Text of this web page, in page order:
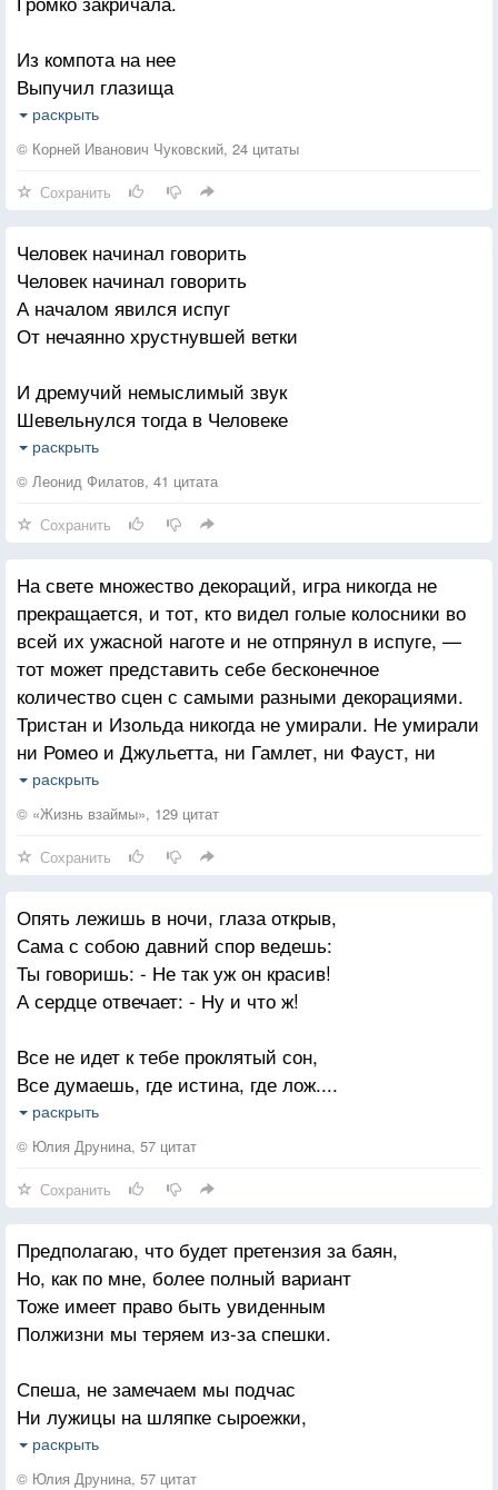
Из компота на нее
Выпучил глазища
Ой-ой-ой, какой большой
Белый червячище!
Кривоносый и в очках,
Смотрит зло и строго:
Кушай Нина, в червяках
Витаминов много!
раскрыть
© Корней Иванович Чуковский, 24 цитаты
Сохранить
Человек начинал говорить
Человек начинал говорить
А началом явился испуг
От нечаянно хрустнувшей ветки
И дремучий немыслимый звук
Шевельнулся тогда в Человеке
Человек начинал говорить!
И, не в силах бороться с искусом,
Обнаружил великую прыть
В овладении этим искусством.
Он придумывал тысячи тем,
Упиваясь минутным реваншем.
Говори-и-ть! А о чем и зачем —
Человеку казалось не важным.
Он смолкал по ночам, но и тут,
Что ни утро в поту просыпаясь,
Он пугался безмолвных минут
Но однажды случилась беда
Он влюбился и смолк в восхищении
И к нему снизошла немота
И свершила обряд очищения
Он притих, и разгладил чело,
То мгновение, после чего
Станет страшно за первое слово.
раскрыть
© Леонид Филатов, 41 цитата
Сохранить
На свете множество декораций, игра никогда не
прекращается, и тот, кто видел голые колосники во
всей их ужасной наготе и не отпрянул в испуге, —
тот может представить себе бесконечное
количество сцен с самыми разными декорациями.
Тристан и Изольда никогда не умирали. Не умирали
ни Ромео и Джульетта, ни Гамлет, ни Фауст, ни
первая бабочка, ни последний реквием». Она
поняла, что ничто не погибает, всё лишь
раскрыть
© «Жизнь взаймы», 129 цитат
Сохранить
Опять лежишь в ночи, глаза открыв,
Сама с собою давний спор ведешь:
Ты говоришь: - Не так уж он красив!
А сердце отвечает: - Ну и что ж!
Все не идет к тебе проклятый сон,
Все думаешь, где истина, где лож....
Ты говоришь: - Не так уж он умен!
А сердце отвечает: - Ну и что ж!
Тогда в тебе рождается испуг.
Все рушится, все падает из рук
И говоришь ты сердцу: - Пропадешь!
А сердце отвечает: - Ну и что ж!
раскрыть
© Юлия Друнина, 57 цитат
Сохранить
Предполагаю, что будет претензия за баян,
Но, как по мне, более полный вариант
Тоже имеет право быть увиденным
Полжизни мы теряем из-за спешки.
Спеша, не замечаем мы подчас
Ни лужицы на шляпке сыроежки,
Ни боли в глубине любимых глаз
И лишь, как говорится, на закате,
раскрыть
© Юлия Друнина, 57 цитат